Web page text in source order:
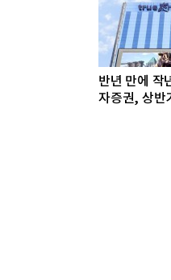
반년 만에 작
자증권, 상반